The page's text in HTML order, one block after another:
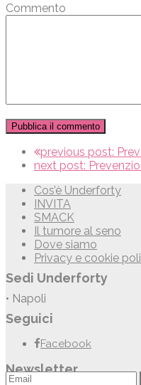
Commento
previous post:
next post:
Cos’è Underforty
INVITA
SMACK
Il tumore al seno
Dove siamo
Privacy e cookie
Sedi Underforty
• Napoli
Seguici
Facebook
Newsletter